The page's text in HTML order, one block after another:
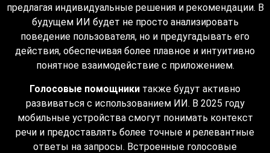
предлагая индивидуальные решения и рекомендации. В
будущем ИИ будет не просто анализировать
поведение пользователя, но и предугадывать его
действия, обеспечивая более плавное и интуитивно
понятное взаимодействие с приложением.
Голосовые помощники также будут активно
развиваться с использованием ИИ. В 2025 году
мобильные устройства смогут понимать контекст
речи и предоставлять более точные и релевантные
ответы на запросы. Встроенные голосовые